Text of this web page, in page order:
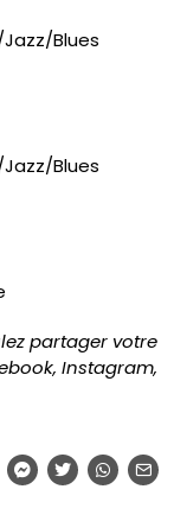
Blues
Blues
partager votre
Instagram,